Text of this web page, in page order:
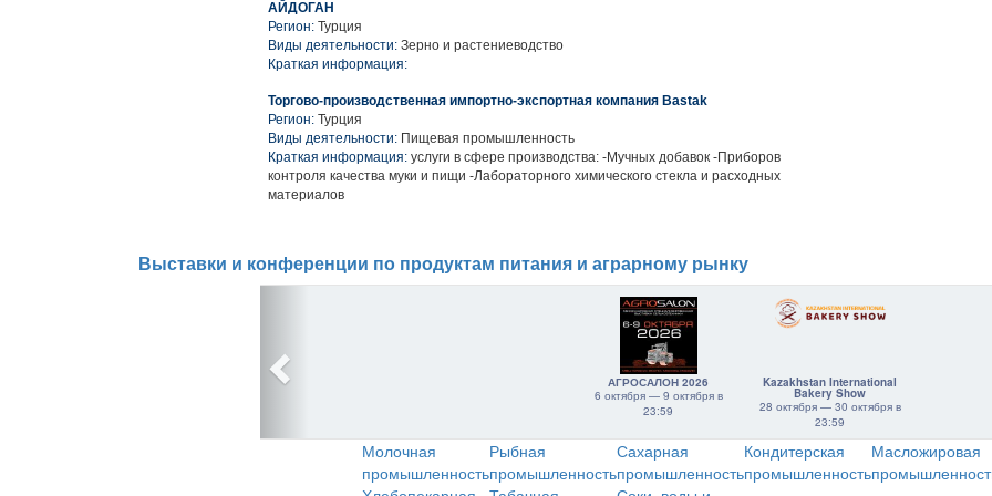
АЙДОГАН
Регион: Турция
Виды деятельности: Зерно и растениеводство
Краткая информация:
Торгово-производственная импортно-экспортная компания Bastak
Регион: Турция
Виды деятельности: Пищевая промышленность
Краткая информация: услуги в сфере производства: -Мучных добавок -Приборов
контроля качества муки и пищи -Лабораторного химического стекла и расходных
материалов
Выставки и конференции по продуктам питания и аграрному рынку
АГРОСАЛОН 2026
6 октября — 9 октября в
23:59
Kazakhstan International
Bakery Show
28 октября — 30 октября в
23:59
Молочная
промышленность
Рыбная
промышленность
Сахарная
промышленность
Кондитерская
промышленность
Масложировая